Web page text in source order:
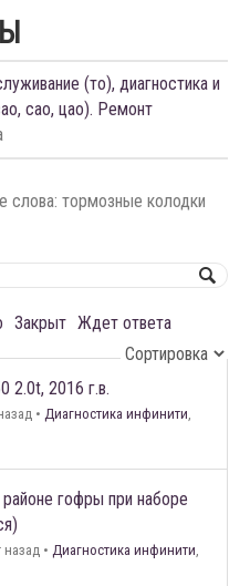
(то), диагностика и
сао, цао). Ремонт
слова: тормозные колодки
Закрыт Ждет ответа
2.0t, 2016 г.в.
• Диагностика инфинити,
гофры при наборе
назад • Диагностика инфинити,